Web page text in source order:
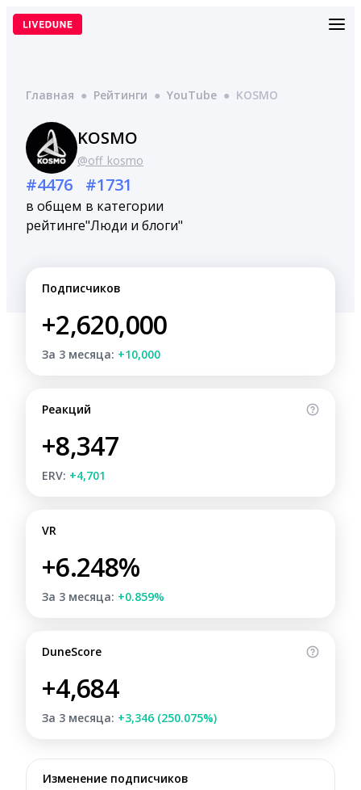
Перейти
Главная ● Рейтинги ● YouTube ● KOSMO
KOSMO
@off_kosmo
#4476
в общем
рейтинге
#1731
в категории
"Люди и блоги"
Подписчиков
+2,620,000
За 3 месяца: +10,000
Реакций
+8,347
ERV: +4,701
VR
+6.248%
За 3 месяца: +0.859%
DuneScore
+4,684
За 3 месяца: +3,346 (250.075%)
Изменение подписчиков